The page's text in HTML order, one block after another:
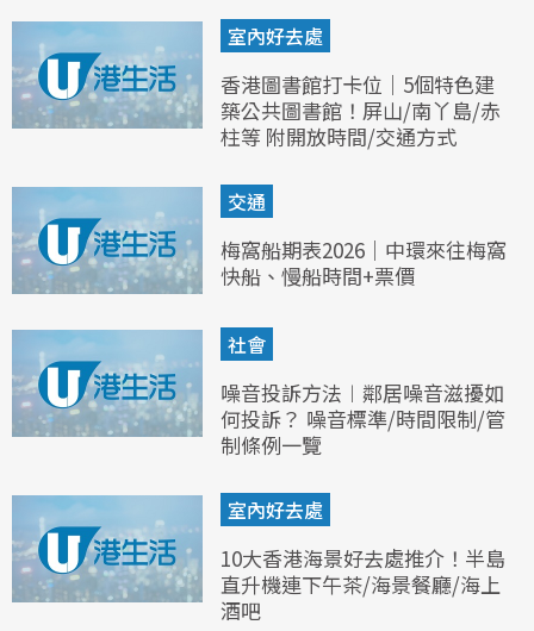
室內好去處
香港圖書館打卡位｜5個特色建
築公共圖書館！屏山/南丫島/赤
柱等 附開放時間/交通方式
交通
梅窩船期表2026｜中環來往梅窩
快船、慢船時間+票價
社會
噪音投訴方法︱鄰居噪音滋擾如
何投訴？ 噪音標準/時間限制/管
制條例一覽
室內好去處
10大香港海景好去處推介！半島
直升機連下午茶/海景餐廳/海上
酒吧